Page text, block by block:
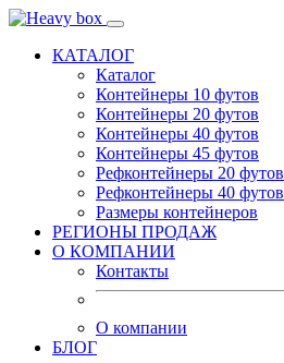
КАТАЛОГ
Каталог
Контейнеры 10 футов
Контейнеры 20 футов
Контейнеры 40 футов
Контейнеры 45 футов
Рефконтейнеры 20 футов
Рефконтейнеры 40 футов
Размеры контейнеров
РЕГИОНЫ ПРОДАЖ
О КОМПАНИИ
Контакты
О компании
БЛОГ